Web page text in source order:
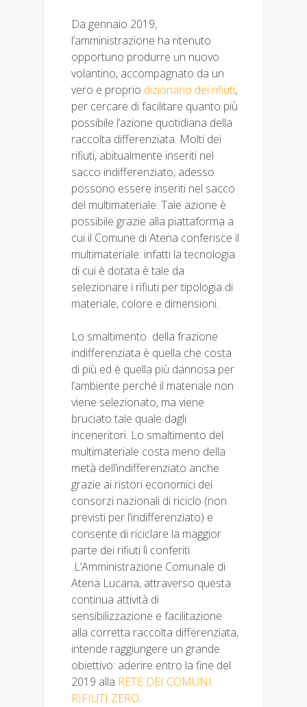
Da gennaio 2019,
l’amministrazione ha ritenuto
opportuno produrre un nuovo
volantino, accompagnato da un
vero e proprio dizionario dei rifiuti,
per cercare di facilitare quanto più
possibile l’azione quotidiana della
raccolta differenziata. Molti dei
rifiuti, abitualmente inseriti nel
sacco indifferenziato, adesso
possono essere inseriti nel sacco
del multimateriale. Tale azione è
possibile grazie alla piattaforma a
cui il Comune di Atena conferisce il
multimateriale: infatti la tecnologia
di cui è dotata è tale da
selezionare i rifiuti per tipologia di
materiale, colore e dimensioni.
Lo smaltimento della frazione
indifferenziata è quella che costa
di più ed è quella più dannosa per
l’ambiente perché il materiale non
viene selezionato, ma viene
bruciato tale quale dagli
inceneritori. Lo smaltimento del
multimateriale costa meno della
metà dell’indifferenziato anche
grazie ai ristori economici dei
consorzi nazionali di riciclo (non
previsti per l’indifferenziato) e
consente di riciclare la maggior
parte dei rifiuti lì conferiti.
L’Amministrazione Comunale di
Atena Lucana, attraverso questa
continua attività di
sensibilizzazione e facilitazione
alla corretta raccolta differenziata,
intende raggiungere un grande
obiettivo: aderire entro la fine del
2019 alla RETE DEI COMUNI
RIFIUTI ZERO.